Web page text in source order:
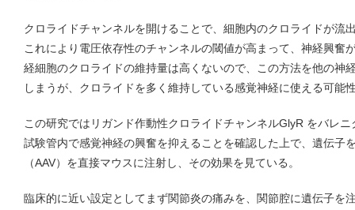
クロライドチャンネルを開けることで、細胞内のクロライドが流
これにより電圧依存性のチャンネルの閾値が高まって、神経興奮
経細胞のクロライドの維持量は高くないので、この方法を他の神
しまうが、クロライドを多く維持している感覚神経に使える可能
この研究ではリガンド作動性クロライドチャンネルGlyR をバレ
試験管内で感覚神経の興奮を抑えることを確認した上で、遺伝子
（AAV）を直接マウスに注射し、その効果を見ている。
臨床的に近い設定としてまず関節炎の痛みを、関節腔に遺伝子を